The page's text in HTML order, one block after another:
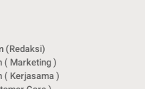
(Redaksi)
( Marketing )
( Kerjasama )